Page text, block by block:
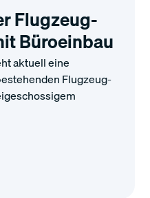
Flugzeug-
Büroeinbau
aktuell eine
Flugzeug-